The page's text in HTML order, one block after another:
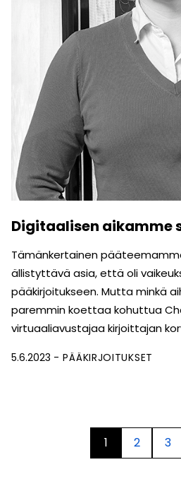
Digitaalisen aikamme
Tämänkertainen
ällistyttävä asia, että oli
pääkirjoitukseen. Mutta minkä
paremmin koettaa kohuttua
virtuaaliavustajaa kirjoittajan
5.6.2023 PÄÄKIRJOITUKSET
1 2 3